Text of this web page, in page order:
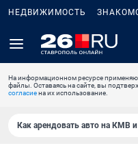
НЕДВИЖИМОСТЬ
На информационном ресурсе
файлы. Оставаясь на сайте, вы
согласиена их использование.
Как арендовать авто на КМВ